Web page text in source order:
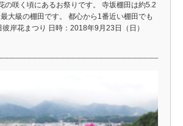
の咲く頃にあるお祭りです。 寺坂棚田は約5.2
大級の棚田です。 都心から1番近い棚田でも
岸花まつり 日時：2018年9月23日（日）